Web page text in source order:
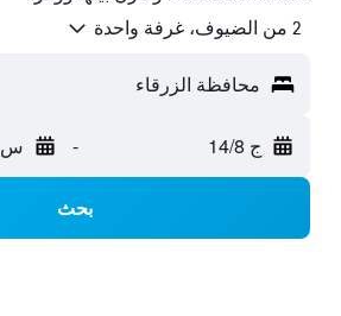
2 من الضيوف، غرفة واحدة
محافظة الزرقاء
ج 14/8 - س 15/8
بحث